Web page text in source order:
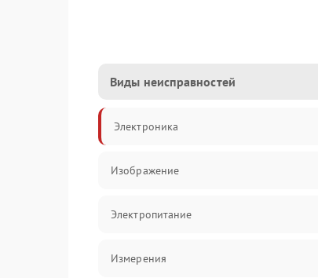
Виды неисправностей
Электроника
Изображение
Электропитание
Измерения